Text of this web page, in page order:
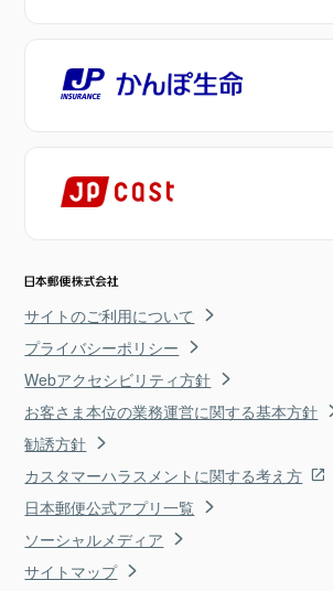
サイトのご利用について
プライバシーポリシー
Webアクセシビリティ方針
お客さま本位の業務運営に関する基本方針
勧誘方針
カスタマーハラスメントに関する考え方
日本郵便公式アプリ一覧
ソーシャルメディア
サイトマップ